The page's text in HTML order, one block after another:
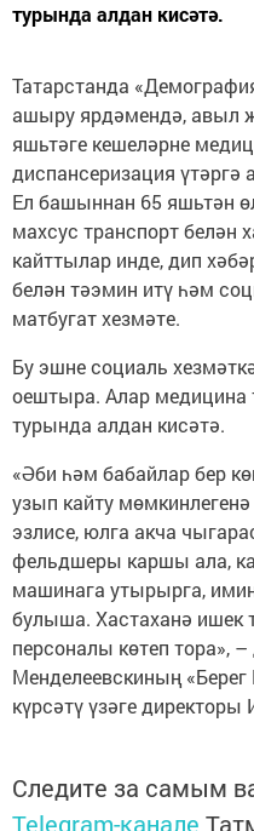
турында алдан кисәтә.
Татарстанда
ашыру ярдәмендә, авыл
яшьтәге кешеләрне
диспансеризация
Ел башыннан 65 яшьтән
махсус транспорт белән
кайттылар инде, дип
белән тәэмин итү һәм
матбугат хезмәте.
Бу эшне социаль
оештыра. Алар медицина
турында алдан кисәтә.
«Әби һәм бабайлар бер
узып кайту
эзлисе, юлга акча
фельдшеры каршы ала,
машинага утырырга,
булыша. Хастаханә ишек
персоналы көтеп тора»,
Менделеевскиның
күрсәтү үзәге
Следите за самым
Telegram-канале